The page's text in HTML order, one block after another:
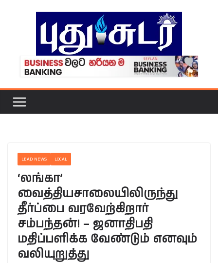
LEAD NEWS LOCAL
‘லங்கா’
வைத்தியசாலையிலிருந்து
தீர்ப்பை வரவேற்கிறார்
சம்பந்தன்! – ஜனாதிபதி
மதிப்பளிக்க வேண்டும் எனவும்
வலியுறுத்து